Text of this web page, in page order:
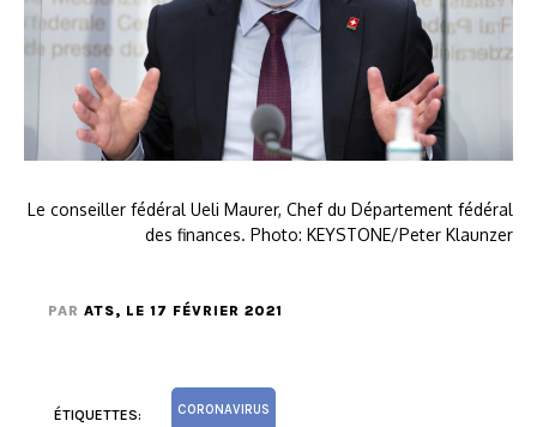
Le conseiller fédéral Ueli Maurer, Chef du Département fédéral
des finances. Photo: KEYSTONE/Peter Klaunzer
PAR ATS, LE 17 FÉVRIER 2021
ÉTIQUETTES: CORONAVIRUS